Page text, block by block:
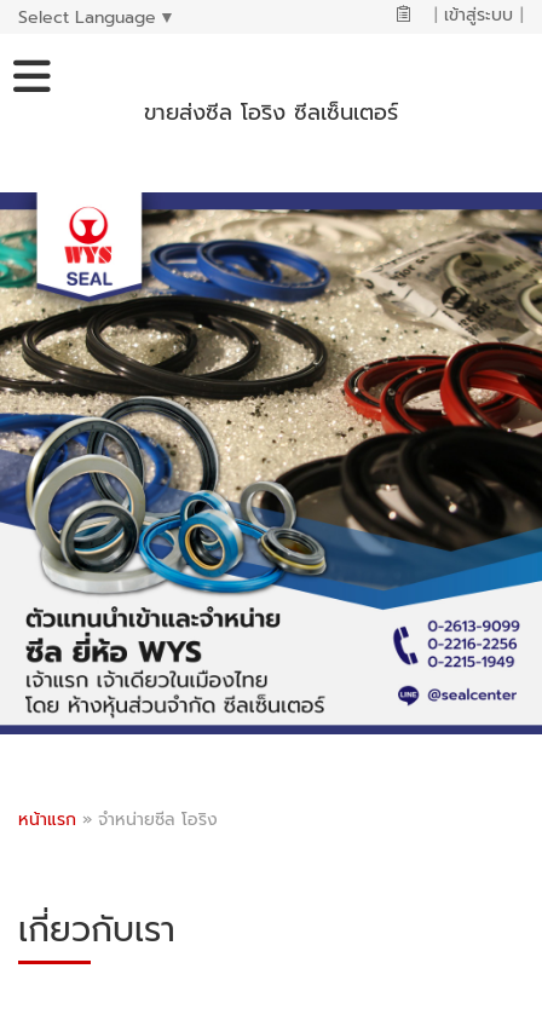
Select Language ▼ | เข้าสู่ระบบ |
ขายส่งซีล โอริง ซีลเซ็นเตอร์
หน้าแรก » จำหน่ายซีล โอริง
เกี่ยวกับเรา